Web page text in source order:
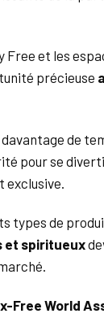
Free et les
précieuse
de
pour se
exclusive.
types de
et spiritueux
Free World